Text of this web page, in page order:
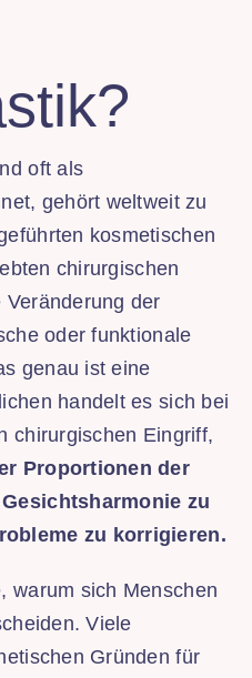
oft als
gehört weltweit zu
kosmetischen
chirurgischen
der
oder funktionale
genau ist eine
handelt es sich bei
chirurgischen Eingriff,
Proportionen der
zu
zu korrigieren.
warum sich Menschen
Viele
Gründen für